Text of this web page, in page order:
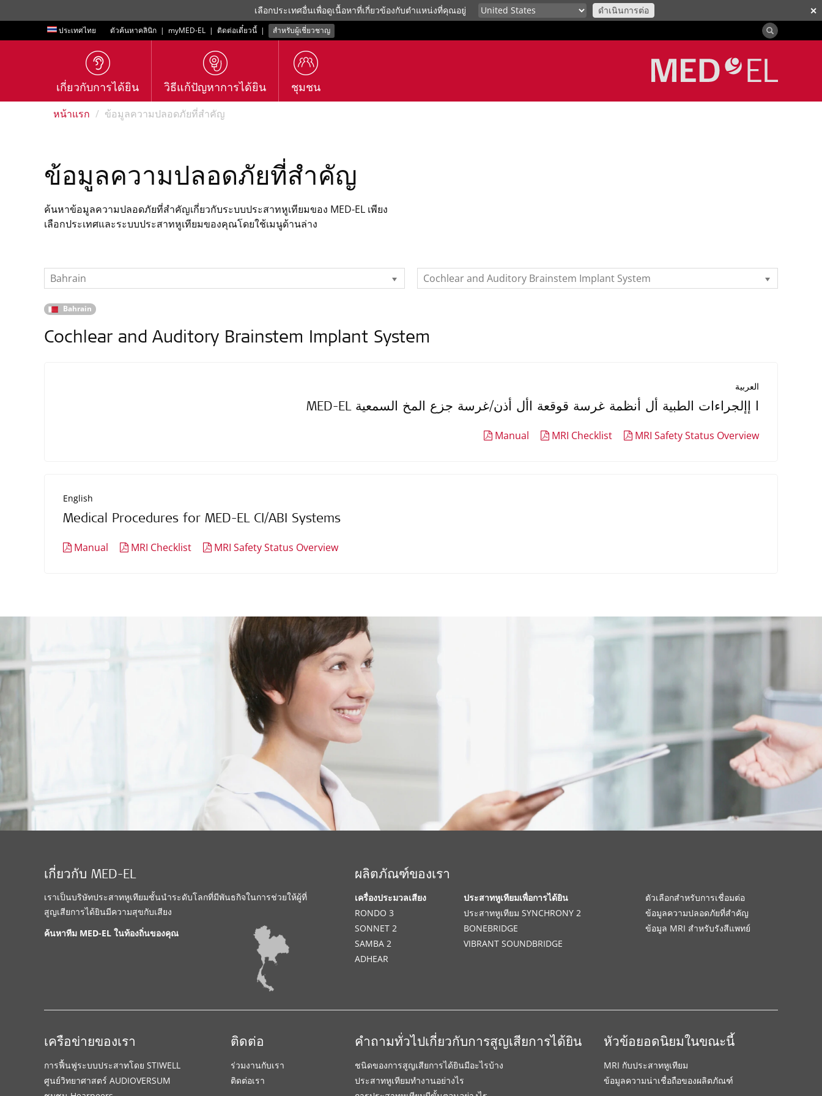
✕
เลือกประเทศอื่นเพื่อดูเนื้อหาที่เกี่ยวข้องกับตำแหน่งที่คุณอยู่ ดำเนินการต่อ
ประเทศไทย ตัวค้นหาคลินิก | myMED‑EL | ติดต่อเดี๋ยวนี้ | สำหรับผู้เชี่ยวชาญ
เกี่ยวกับการได้ยิน วิธีแก้ปัญหาการได้ยิน ชุมชน
หน้าแรก ข้อมูลความปลอดภัยที่สำคัญ
ข้อมูลความปลอดภัยที่สำคัญ
ค้นหาข้อมูลความปลอดภัยที่สำคัญเกี่ยวกับระบบประสาทหูเทียมของ MED-EL เพียง
เลือกประเทศและระบบประสาทหูเทียมของคุณโดยใช้เมนูด้านล่าง
Bahrain Cochlear and Auditory Brainstem Implant System
Bahrain
Cochlear and Auditory Brainstem Implant System
العربية
ا إإلجراءات الطبية أل أنظمة غرسة قوقعة األ أذن/غرسة جزع المخ السمعية MED-EL
Manual MRI Checklist MRI Safety Status Overview
English
Medical Procedures for MED-EL CI/ABI Systems
Manual MRI Checklist MRI Safety Status Overview
เกี่ยวกับ MED-EL
เราเป็นบริษัทประสาทหูเทียมชั้นนำระดับโลกที่มีพันธกิจในการช่วยให้ผู้ที่
สูญเสียการได้ยินมีความสุขกับเสียง
ค้นหาทีม MED-EL ในท้องถิ่นของคุณ
ผลิตภัณฑ์ของเรา
เครื่องประมวลเสียง
RONDO 3
SONNET 2
SAMBA 2
ADHEAR
ประสาทหูเทียมเพื่อการได้ยิน
ประสาทหูเทียม SYNCHRONY 2
BONEBRIDGE
VIBRANT SOUNDBRIDGE
ตัวเลือกสำหรับการเชื่อมต่อ
ข้อมูลความปลอดภัยที่สำคัญ
ข้อมูล MRI สำหรับรังสีแพทย์
คำถามทั่วไปเกี่ยวกับการสูญเสียการได้ยิน
ชนิดของการสูญเสียการได้ยินมีอะไรบ้าง
ประสาทหูเทียมทำงานอย่างไร
หัวข้อยอดนิยมในขณะนี้
MRI กับประสาทหูเทียม
ข้อมูลความน่าเชื่อถือของผลิตภัณฑ์
เครือข่ายของเรา
การฟื้นฟูระบบประสาทโดย STIWELL
ศูนย์วิทยาศาสตร์ AUDIOVERSUM
ติดต่อ
ร่วมงานกับเรา
ติดต่อเรา